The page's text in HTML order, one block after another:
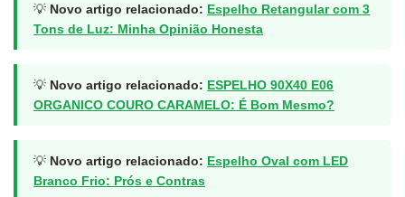
💡 Novo artigo relacionado: Espelho Retangular com 3
Tons de Luz: Minha Opinião Honesta
💡 Novo artigo relacionado: ESPELHO 90X40 E06
ORGANICO COURO CARAMELO: É Bom Mesmo?
💡 Novo artigo relacionado: Espelho Oval com LED
Branco Frio: Prós e Contras